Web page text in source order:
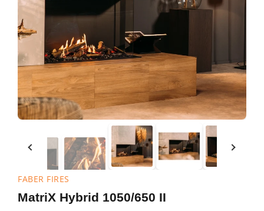
FABER FIRES
MatriX Hybrid 1050/650 II